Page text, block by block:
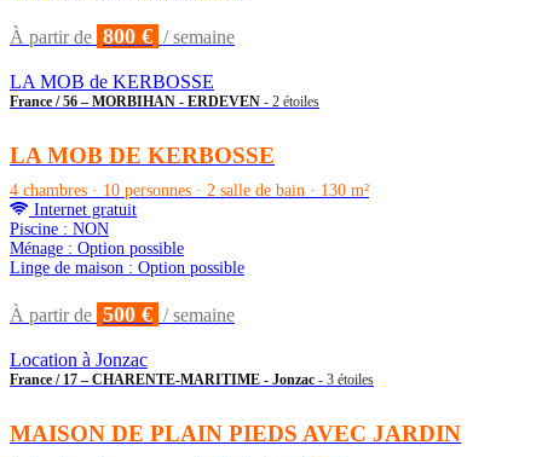
À partir de 800 € / semaine
LA MOB de KERBOSSE
France / 56 – MORBIHAN - ERDEVEN - 2 étoiles
LA MOB DE KERBOSSE
4 chambres · 10 personnes · 2 salle de bain · 130 m²
Internet gratuit
Piscine : NON
Ménage : Option possible
Linge de maison : Option possible
À partir de 500 € / semaine
Location à Jonzac
France / 17 – CHARENTE-MARITIME - Jonzac - 3 étoiles
MAISON DE PLAIN PIEDS AVEC JARDIN